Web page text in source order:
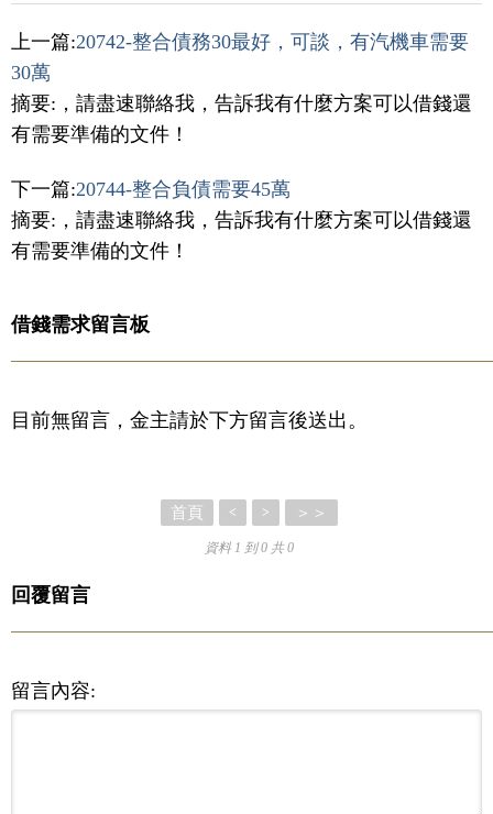
上一篇:20742-整合債務30最好，可談，有汽機車需要
30萬
摘要:，請盡速聯絡我，告訴我有什麼方案可以借錢還
有需要準備的文件！
下一篇:20744-整合負債需要45萬
摘要:，請盡速聯絡我，告訴我有什麼方案可以借錢還
有需要準備的文件！
借錢需求留言板
目前無留言，金主請於下方留言後送出。
首頁 < > ＞＞
資料 1 到 0 共 0
回覆留言
留言內容: